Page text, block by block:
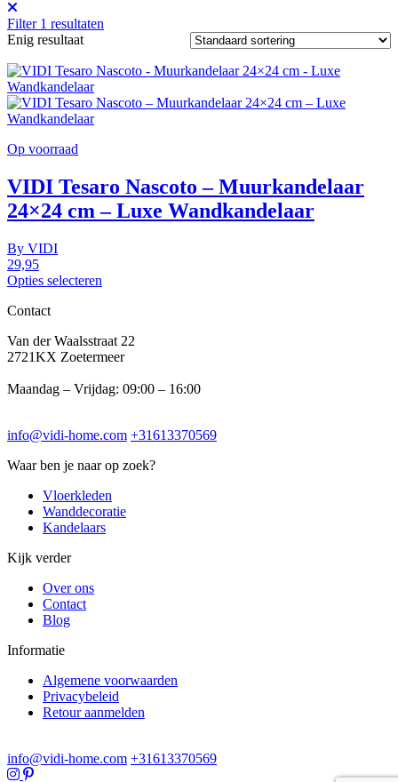
Filter 1 resultaten
Enig resultaat
Op voorraad
VIDI Tesaro Nascoto – Muurkandelaar
24×24 cm – Luxe Wandkandelaar
By VIDI
29,95
Opties selecteren
Contact
Van der Waalsstraat 22
2721KX Zoetermeer
Maandag – Vrijdag: 09:00 – 16:00
info@vidi-home.com +31613370569
Waar ben je naar op zoek?
Vloerkleden
Wanddecoratie
Kandelaars
Kijk verder
Over ons
Contact
Blog
Informatie
Algemene voorwaarden
Privacybeleid
Retour aanmelden
info@vidi-home.com +31613370569